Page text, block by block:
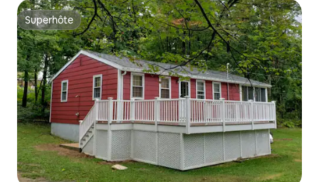
Superhôte
Superhôte